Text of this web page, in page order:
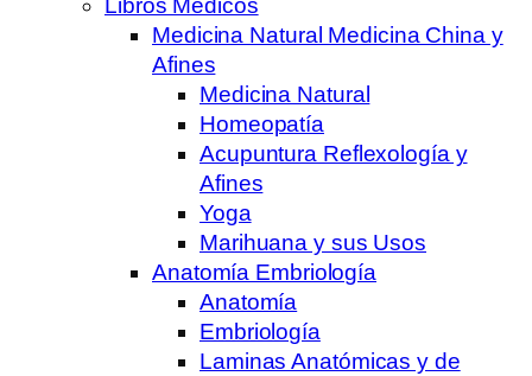
Medicina Natural Medicina China y
Afines
Medicina Natural
Homeopatía
Acupuntura Reflexología y
Afines
Yoga
Marihuana y sus Usos
Anatomía Embriología
Anatomía
Embriología
Laminas Anatómicas y de